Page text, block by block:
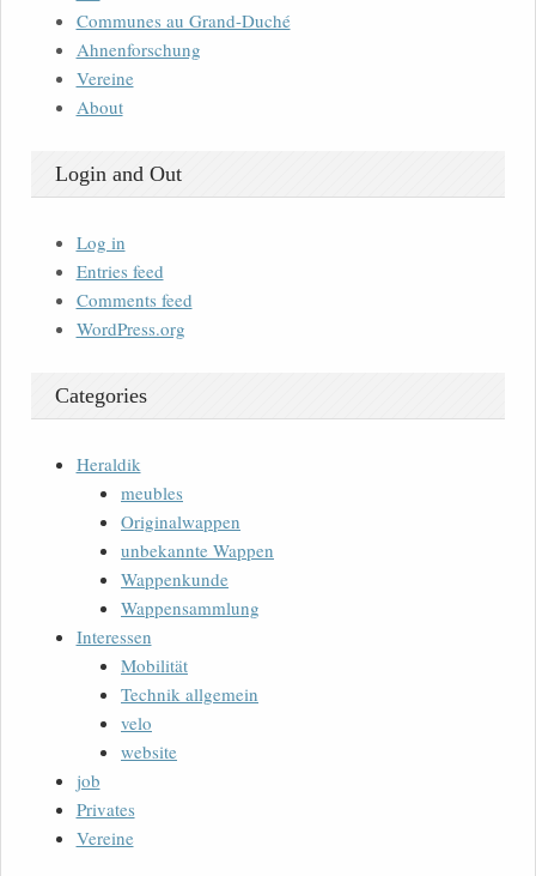
Communes au Grand-Duché
Ahnenforschung
Vereine
About
Login and Out
Log in
Entries feed
Comments feed
WordPress.org
Categories
Heraldik
meubles
Originalwappen
unbekannte Wappen
Wappenkunde
Wappensammlung
Interessen
Mobilität
Technik allgemein
velo
website
job
Privates
Vereine